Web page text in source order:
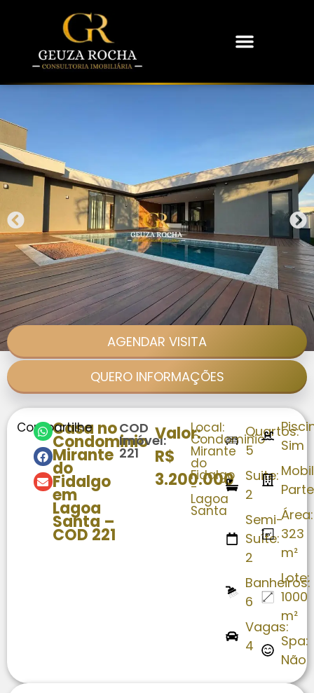
AGENDAR VISITA
QUERO INFORMAÇÕES
Casa no
Condominio
Mirante
do
Fidalgo
em
Lagoa
Santa –
COD 221
COD
Imóvel:
221
Valor:
R$
3.200.000
Local:
Condominio
Mirante
do
Fidalgo
-
Lagoa
Santa
Quartos:
5
Suite:
2
Semi-
Suíte:
2
Banheiros:
6
Vagas:
4
Sim
Parte
Área:
323
m²
Lote:
1000
m²
Spa:
Não
Compartilhe